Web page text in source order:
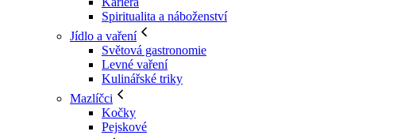
Spiritualita a náboženství
Jídlo a vaření
Světová gastronomie
Levné vaření
Kulinářské triky
Mazlíčci
Kočky
Pejskové